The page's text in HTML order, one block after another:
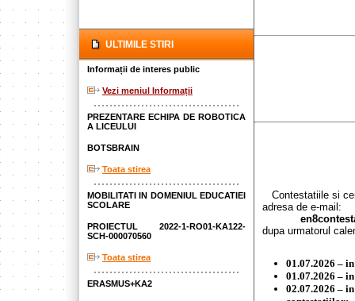
ULTIMILE STIRI
Informații de interes public
Vezi meniul Informații
PREZENTARE ECHIPA DE ROBOTICA
A LICEULUI
BOTSBRAIN
Toata stirea
MOBILITATI IN DOMENIUL EDUCATIEI
SCOLARE
PROIECTUL 2022-1-RO01-KA122-
SCH-000070560
Toata stirea
ERASMUS+KA2
Contestatiile si
adresa de e-mail:
dupa urmatorul
01.07.2026 –
01.07.2026 –
02.07.2026 –